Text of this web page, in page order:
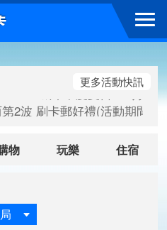
巨城年中慶夏日BIG好刷(
饗去大江檔期(活動期間：
巨城年中慶夏日BIG好刷(
2波 刷卡郵好禮(活動期間：
更多活動快訊
物 玩樂 住宿